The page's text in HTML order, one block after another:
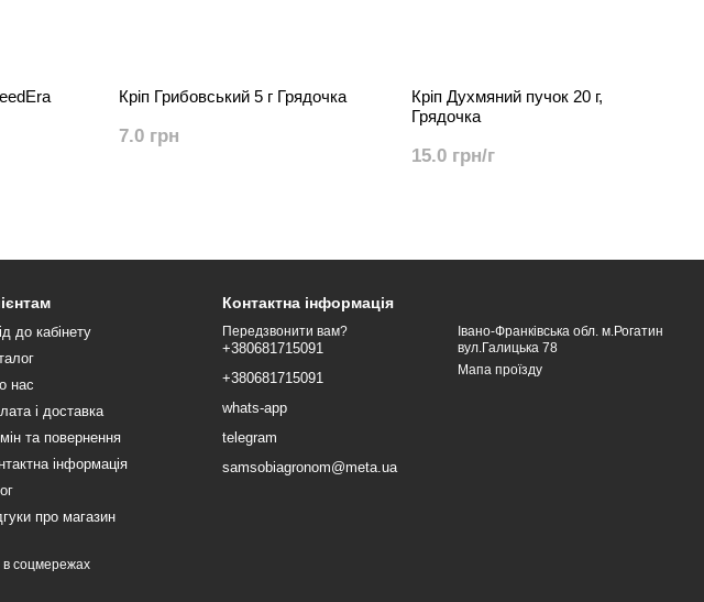
Кріп Грибовський 5 г Грядочка
7.0 грн
Кріп Духмяний пучок 20 г,
Грядочка
15.0 грн/г
до кабінету
нас
і доставка
та повернення
інформація
про магазин
в соцмережах
Контактна інформація
Передзвонити вам?
+380681715091
+380681715091
whats-app
telegram
samsobiagronom@meta.ua
Івано-Франківська обл. м.Рогатин
вул.Галицька 78
Мапа проїзду